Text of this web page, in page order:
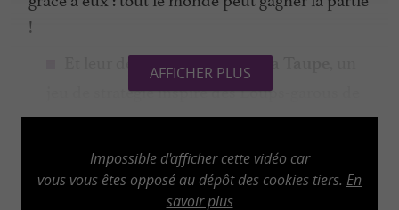
!
Et leur dernier jeu en date : La Taupe
jeu de stratégie inspiré des Loups-garous de
Thiercelieux, où démasquer la Taupe qui se
elle qui détiendra toutes les réponses et qui
devra bluffer au-delà de tous les regards...
AFFICHER PLUS
Impossible d'afficher cette vidéo car
vous vous êtes opposé au dépôt des cookies tiers. En
savoir plus